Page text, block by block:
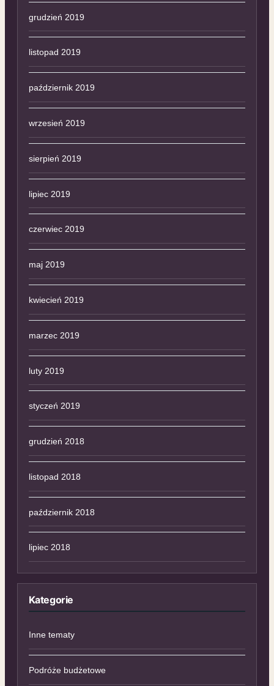
grudzień 2019
listopad 2019
październik 2019
wrzesień 2019
sierpień 2019
lipiec 2019
czerwiec 2019
maj 2019
kwiecień 2019
marzec 2019
luty 2019
styczeń 2019
grudzień 2018
listopad 2018
październik 2018
lipiec 2018
Kategorie
Inne tematy
Podróże budżetowe